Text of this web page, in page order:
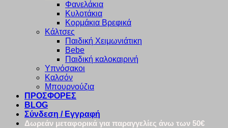
Φανελάκια
Κυλοτάκια
Κορμάκια Βρεφικά
Κάλτσες
Παιδική Χειμωνιάτικη
Bebe
Παιδική καλοκαιρινή
Υπνόσακοι
Καλσόν
Μπουρνούζια
ΠΡΟΣΦΟΡΕΣ
BLOG
Σύνδεση / Εγγραφή
Δωρεάν μεταφορικά για παραγγελίες άνω των 50€